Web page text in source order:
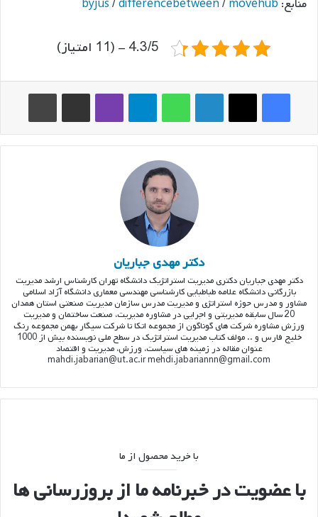
منابع: byjus/differencebetween/movehub
4.3/5 - (11 امتیاز)
فیس بوک ایکس لینکدین واتس آپ تلگرام وایبر اشتراک گذاری از طریق ایمیل چاپ
دکتر مهدی جباریان
دکتر مهدی جباریان دکتری مدیریت استراتژیک دانشگاه تهران کارشناس ارشد مدیریت
بازرگانی دانشگاه علامه طباطبایی کارشناسی مهندسی معماری دانشگاه آزاد اسلامی
مشاور و مدرس حوزه استراتژی و مدیریت مدرس سازمان مدیریت صنعتی استان همدان
20 سال سابقه مدیریتی و اجرایی در مشاوره مدیریت، صنعت ساختمان و مدیریت
ورزش مشاوره شرکت های گوناگون از مجموعه اتکا تا شرکت سیگار بهمن مجموعه رنگ
خلیج فارس و .. مولف کتاب مدیریت استراتژیک در سطح ملی نویسنده بیش از 1000
عنوان مقاله در زمینه های سیاست، ورزش، مدیریت و اقتصاد
mahdi.jabarian@ut.ac.ir mehdi.jabariannn@gmail.com
با خرید محصول از ما
با عضویت در خبرنامه ما از بروزرسانی ها